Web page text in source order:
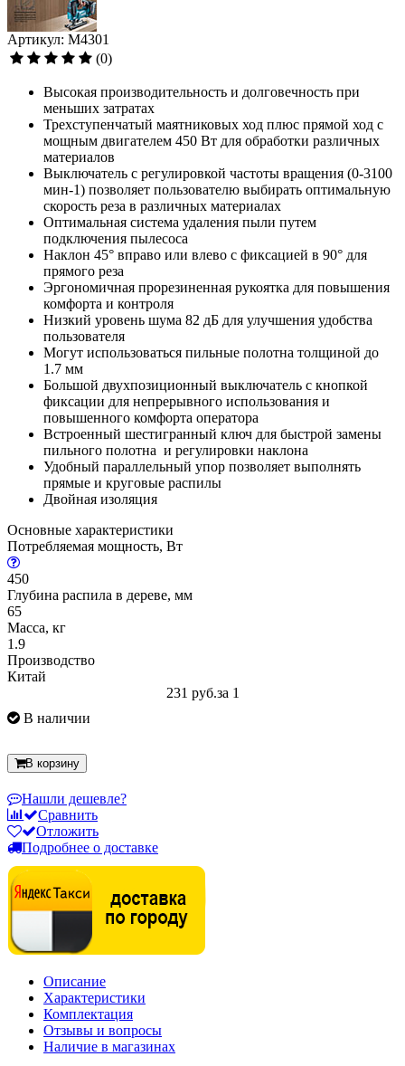
Артикул: M4301
(0)
Высокая производительность и долговечность при
меньших затратах
Трехступенчатый маятниковых ход плюс прямой ход с
мощным двигателем 450 Вт для обработки различных
материалов
Выключатель с регулировкой частоты вращения (0-3100
мин-1) позволяет пользователю выбирать оптимальную
скорость реза в различных материалах
Оптимальная система удаления пыли путем
подключения пылесоса
Наклон 45° вправо или влево с фиксацией в 90° для
прямого реза
Эргономичная прорезиненная рукоятка для повышения
комфорта и контроля
Низкий уровень шума 82 дБ для улучшения удобства
пользователя
Могут использоваться пильные полотна толщиной до
1.7 мм
Большой двухпозиционный выключатель с кнопкой
фиксации для непрерывного использования и
повышенного комфорта оператора
Встроенный шестигранный ключ для быстрой замены
пильного полотна и регулировки наклона
Удобный параллельный упор позволяет выполнять
прямые и круговые распилы
Двойная изоляция
Основные характеристики
Потребляемая мощность, Вт
450
Глубина распила в дереве, мм
65
Масса, кг
1.9
Производство
Китай
231 руб.за 1
В наличии
В корзину
Нашли дешевле?
Сравнить
Отложить
Подробнее о доставке
Описание
Характеристики
Комплектация
Отзывы и вопросы
Наличие в магазинах